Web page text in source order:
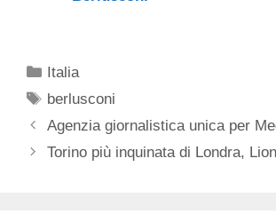
Categorie
Italia
Tag
berlusconi
Agenzia giornalistica unica per
Torino più inquinata di Londra,